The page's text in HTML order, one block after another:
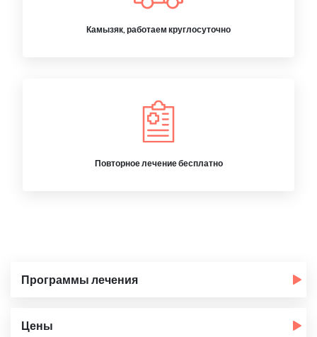
Камызяк, работаем круглосуточно
Повторное лечение бесплатно
Программы лечения
Цены